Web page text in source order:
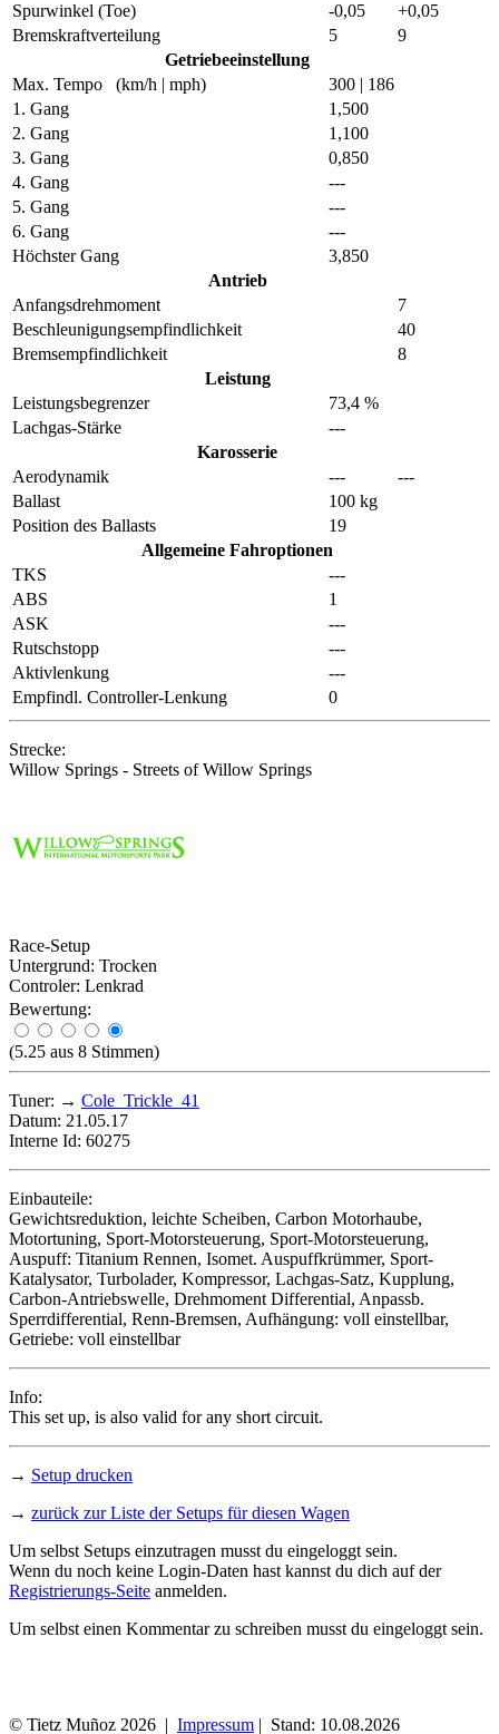
Spurwinkel (Toe) -0,05
+0,05
Bremskraftverteilung
5
9
Getriebeeinstellung
Max. Tempo (km/h | mph) 300 | 186
1. Gang
1,500
2. Gang
1,100
3. Gang
0,850
4. Gang
---
5. Gang
---
6. Gang
---
Höchster Gang
3,850
Antrieb
Anfangsdrehmoment
7
Beschleunigungsempfindlichkeit
40
Bremsempfindlichkeit
8
Leistung
Leistungsbegrenzer
73,4 %
Lachgas-Stärke
---
Karosserie
Aerodynamik
---
---
Ballast
100 kg
Position des Ballasts
19
Allgemeine Fahroptionen
TKS
---
ABS
1
ASK
---
Rutschstopp
---
Aktivlenkung
---
Empfindl. Controller-Lenkung
0
Strecke:
Willow Springs - Streets of Willow Springs
Race-Setup
Untergrund: Trocken
Controler: Lenkrad
Bewertung:
(5.25 aus 8 Stimmen)
Tuner: → Cole_Trickle_41
Datum: 21.05.17
Interne Id: 60275
Einbauteile:
Gewichtsreduktion, leichte Scheiben, Carbon Motorhaube,
Motortuning, Sport-Motorsteuerung, Sport-Motorsteuerung,
Auspuff: Titanium Rennen, Isomet. Auspuffkrümmer, Sport-
Katalysator, Turbolader, Kompressor, Lachgas-Satz, Kupplung,
Carbon-Antriebswelle, Drehmoment Differential, Anpassb.
Sperrdifferential, Renn-Bremsen, Aufhängung: voll einstellbar,
Getriebe: voll einstellbar
Info:
This set up, is also valid for any short circuit.
→ Setup drucken
→ zurück zur Liste der Setups für diesen Wagen
Um selbst Setups einzutragen musst du eingeloggt sein.
Wenn du noch keine Login-Daten hast kannst du dich auf der
Registrierungs-Seite anmelden.
Um selbst einen Kommentar zu schreiben musst du eingeloggt sein.
© Tietz Muñoz 2026 | Impressum | Stand: 10.08.2026